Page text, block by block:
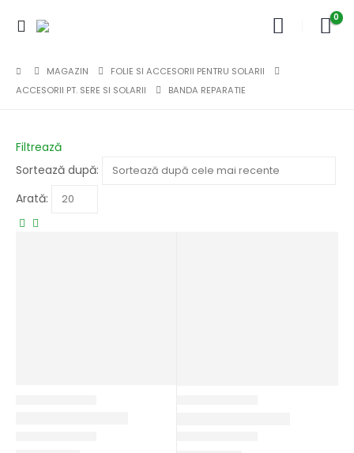
0
MAGAZIN
FOLIE SI ACCESORII PENTRU SOLARII
ACCESORII PT. SERE SI SOLARII
BANDA REPARATIE
Filtrează
Sortează după:
Arată: